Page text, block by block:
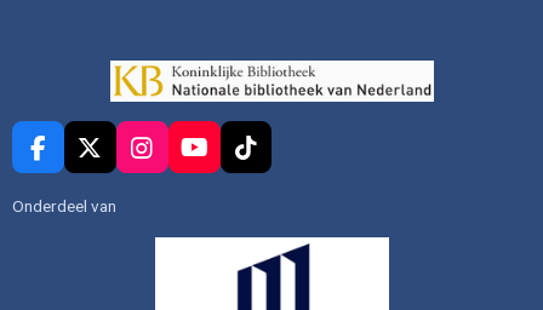
F
a
c
X
I
n
Y
o
T
i
k
Onderdeel van